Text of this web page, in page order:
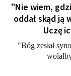
"Nie wiem,
oddał skąd ją
Uczę
"Bóg zesłał